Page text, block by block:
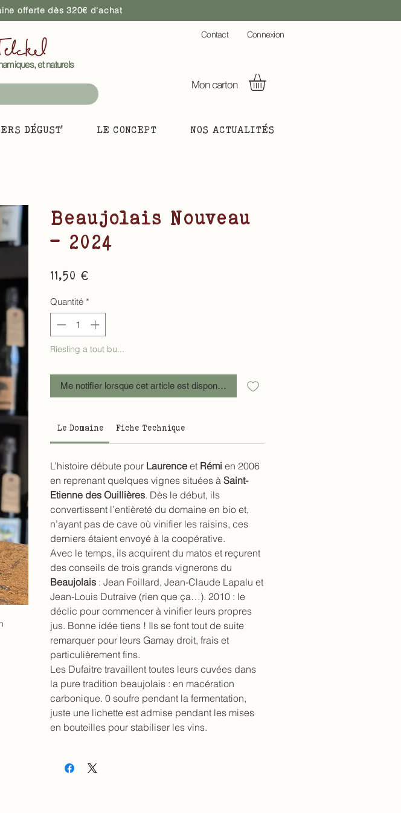
offerte dès 320€ d'achat
et naturels
Contact Connexion
Mon carton
DÉGUST' LE CONCEPT NOS ACTUALITÉS
Beaujolais Nouveau
- 2024
11,50 €Prix
Quantité *
Riesling a tout bu...
Me notifier lorsque cet article est disponible
Le Domaine Fiche Technique
L’histoire débute pour Laurence et Rémi en 2006
en reprenant quelques vignes situées à Saint-
Etienne des Ouillières. Dès le début, ils
convertissent l’entièreté du domaine en bio et,
n’ayant pas de cave où vinifier les raisins, ces
derniers étaient envoyé à la coopérative.
Avec le temps, ils acquirent du matos et reçurent
des conseils de trois grands vignerons du
Beaujolais : Jean Foillard, Jean-Claude Lapalu et
Jean-Louis Dutraive (rien que ça…). 2010 : le
déclic pour commencer à vinifier leurs propres
jus. Bonne idée tiens ! Ils se font tout de suite
remarquer pour leurs Gamay droit, frais et
particulièrement fins.
Les Dufaitre travaillent toutes leurs cuvées dans
la pure tradition beaujolais : en macération
carbonique. 0 soufre pendant la fermentation,
juste une lichette est admise pendant les mises
en bouteilles pour stabiliser les vins.